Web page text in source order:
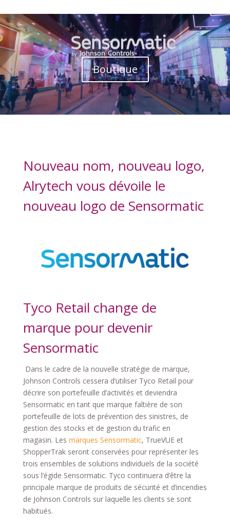
Boutique
Nouveau nom, nouveau logo,
Alrytech vous dévoile le
nouveau logo de Sensormatic
Tyco Retail change de
marque pour devenir
Sensormatic
Dans le cadre de la nouvelle stratégie de marque,
Johnson Controls cessera d’utiliser Tyco Retail pour
décrire son portefeuille d’activités et deviendra
Sensormatic en tant que marque faîtière de son
portefeuille de lots de prévention des sinistres, de
gestion des stocks et de gestion du trafic en
magasin. Les marques Sensormatic, TrueVUE et
ShopperTrak seront conservées pour représenter les
trois ensembles de solutions individuels de la société
sous l’égide Sensormatic. Tyco continuera d’être la
principale marque de produits de sécurité et d’incendies
de Johnson Controls sur laquelle les clients se sont
habitués.